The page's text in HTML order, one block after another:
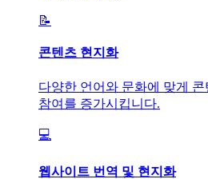
📝
콘텐츠 현지화
다양한 언어와 문화에 맞게
참여를 증가시킵니다.
💻
웹사이트 번역 및 현지화